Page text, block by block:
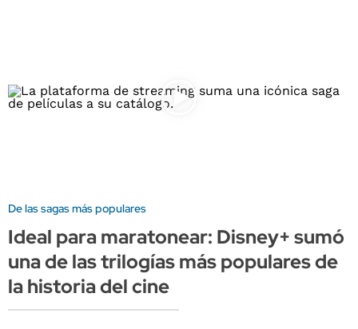
De las sagas más populares
Ideal para maratonear: Disney+ sumó
una de las trilogías más populares de
la historia del cine